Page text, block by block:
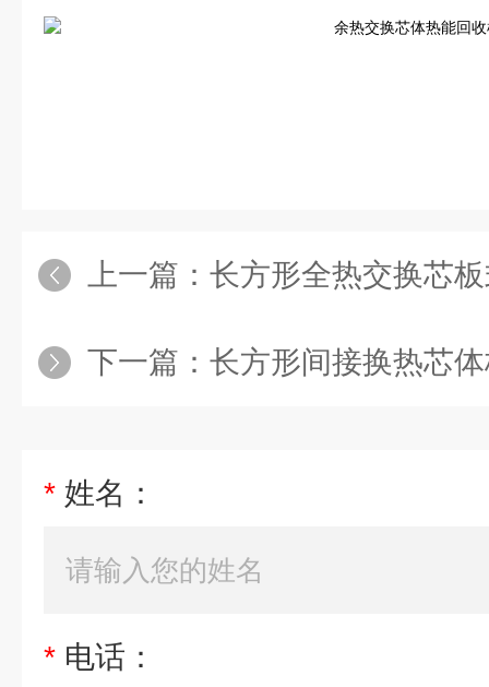
上一篇： 长方形全热交换芯
下一篇： 长方形间接换热芯
* 姓名：
* 电话：